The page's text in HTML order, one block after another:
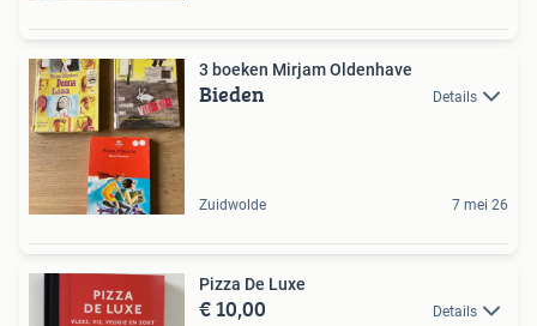
3 boeken Mirjam Oldenhave
Bieden Details
Zuidwolde 7 mei 26
Pizza De Luxe
€ 10,00 Details